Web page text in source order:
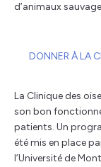
d’animaux
DONNER À LA
La Clinique des
son bon
patients. Un
été mis en place
l’Université de